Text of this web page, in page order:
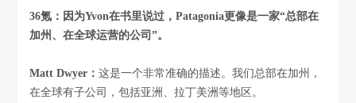
36氪：因为Yvon在书里说过，Patagonia更像是一家“总部在
加州、在全球运营的公司”。
Matt Dwyer：这是一个非常准确的描述。我们总部在加州，
在全球有子公司，包括亚洲、拉丁美洲等地区。